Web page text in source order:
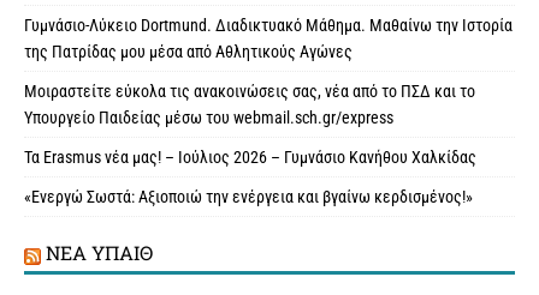
Γυμνάσιο-Λύκειο Dortmund. Διαδικτυακό Μάθημα. Μαθαίνω την Ιστορία
της Πατρίδας μου μέσα από Αθλητικούς Αγώνες
Μοιραστείτε εύκολα τις ανακοινώσεις σας, νέα από το ΠΣΔ και το
Υπουργείο Παιδείας μέσω του webmail.sch.gr/express
Τα Erasmus νέα μας! – Ιούλιος 2026 – Γυμνάσιο Κανήθου Χαλκίδας
«Ενεργώ Σωστά: Αξιοποιώ την ενέργεια και βγαίνω κερδισμένος!»
ΝΈΑ ΥΠAΙΘ